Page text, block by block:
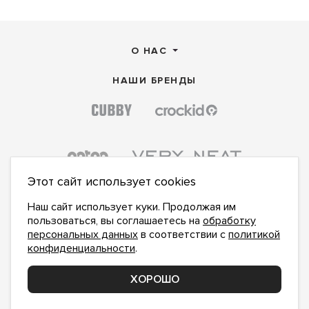
О НАС
НАШИ БРЕНДЫ
ПОДПИСАТЬСЯ НА НОВОСТИ:
сполитикой конфиденциальностиознакомлен и
Этот сайт использует cookies
Наш сайт использует куки. Продолжая им
пользоваться, вы соглашаетесь на обработку
персональных данных в соответствии с политикой
конфиденциальности.
ХОРОШО